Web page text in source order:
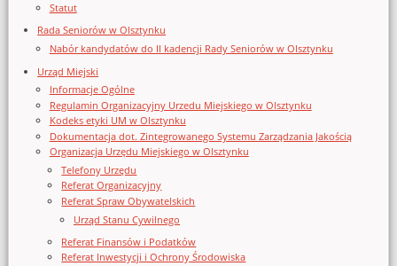
Statut
Rada Seniorów w Olsztynku
Nabór kandydatów do II kadencji Rady Seniorów w Olsztynku
Urząd Miejski
Informacje Ogólne
Regulamin Organizacyjny Urzedu Miejskiego w Olsztynku
Kodeks etyki UM w Olsztynku
Dokumentacja dot. Zintegrowanego Systemu Zarządzania Jakością
Organizacja Urzędu Miejskiego w Olsztynku
Telefony Urzędu
Referat Organizacyjny
Referat Spraw Obywatelskich
Urząd Stanu Cywilnego
Referat Finansów i Podatków
Referat Inwestycji i Ochrony Środowiska